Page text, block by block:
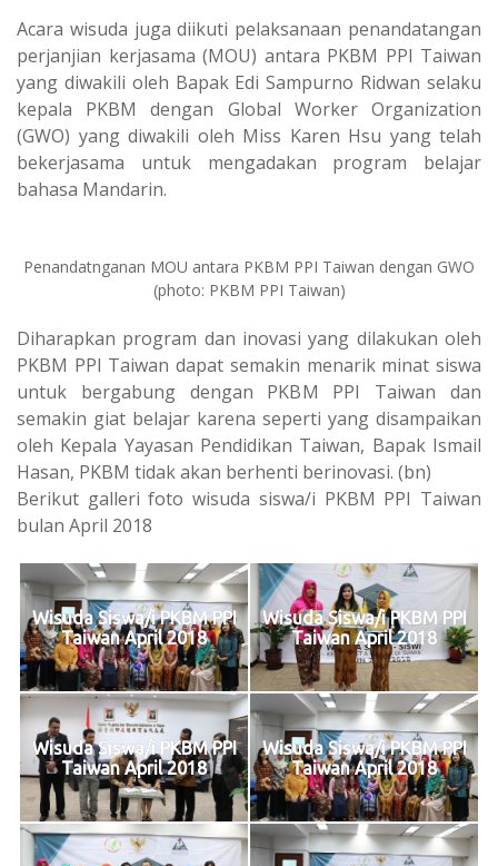
Acara wisuda juga diikuti pelaksanaan penandatangan
perjanjian kerjasama (MOU) antara PKBM PPI Taiwan
yang diwakili oleh Bapak Edi Sampurno Ridwan selaku
kepala PKBM dengan Global Worker Organization
(GWO) yang diwakili oleh Miss Karen Hsu yang telah
bekerjasama untuk mengadakan program belajar
bahasa Mandarin.
Penandatnganan MOU antara PKBM PPI Taiwan dengan GWO
(photo: PKBM PPI Taiwan)
Diharapkan program dan inovasi yang dilakukan oleh
PKBM PPI Taiwan dapat semakin menarik minat siswa
untuk bergabung dengan PKBM PPI Taiwan dan
semakin giat belajar karena seperti yang disampaikan
oleh Kepala Yayasan Pendidikan Taiwan, Bapak Ismail
Hasan, PKBM tidak akan berhenti berinovasi. (bn)
Berikut galleri foto wisuda siswa/i PKBM PPI Taiwan
bulan April 2018
Wisuda Siswa/i PKBM PPI
Taiwan April 2018
Wisuda Siswa/i PKBM PPI
Taiwan April 2018
Wisuda Siswa/i PKBM PPI
Taiwan April 2018
Wisuda Siswa/i PKBM PPI
Taiwan April 2018